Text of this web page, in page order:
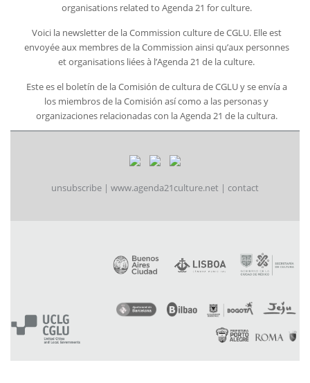
organisations related to Agenda 21 for culture.
Voici la newsletter de la Commission culture de CGLU. Elle est
envoyée aux membres de la Commission ainsi qu’aux personnes
et organisations liées à l’Agenda 21 de la culture.
Este es el boletín de la Comisión de cultura de CGLU y se envía a
los miembros de la Comisión así como a las personas y
organizaciones relacionadas con la Agenda 21 de la cultura.
unsubscribe | www.agenda21culture.net | contact